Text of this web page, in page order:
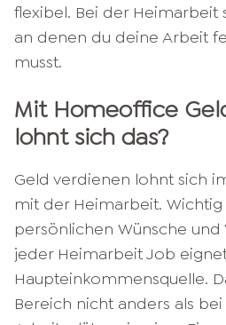
flexibel. Bei der Heimarbeit
an denen du deine Arbeit
musst.
Mit Homeoffice
lohnt sich das?
Geld verdienen lohnt sich
mit der Heimarbeit.
persönlichen Wünsche
jeder Heimarbeit Job
Haupteinkommensquelle.
Bereich nicht anders als